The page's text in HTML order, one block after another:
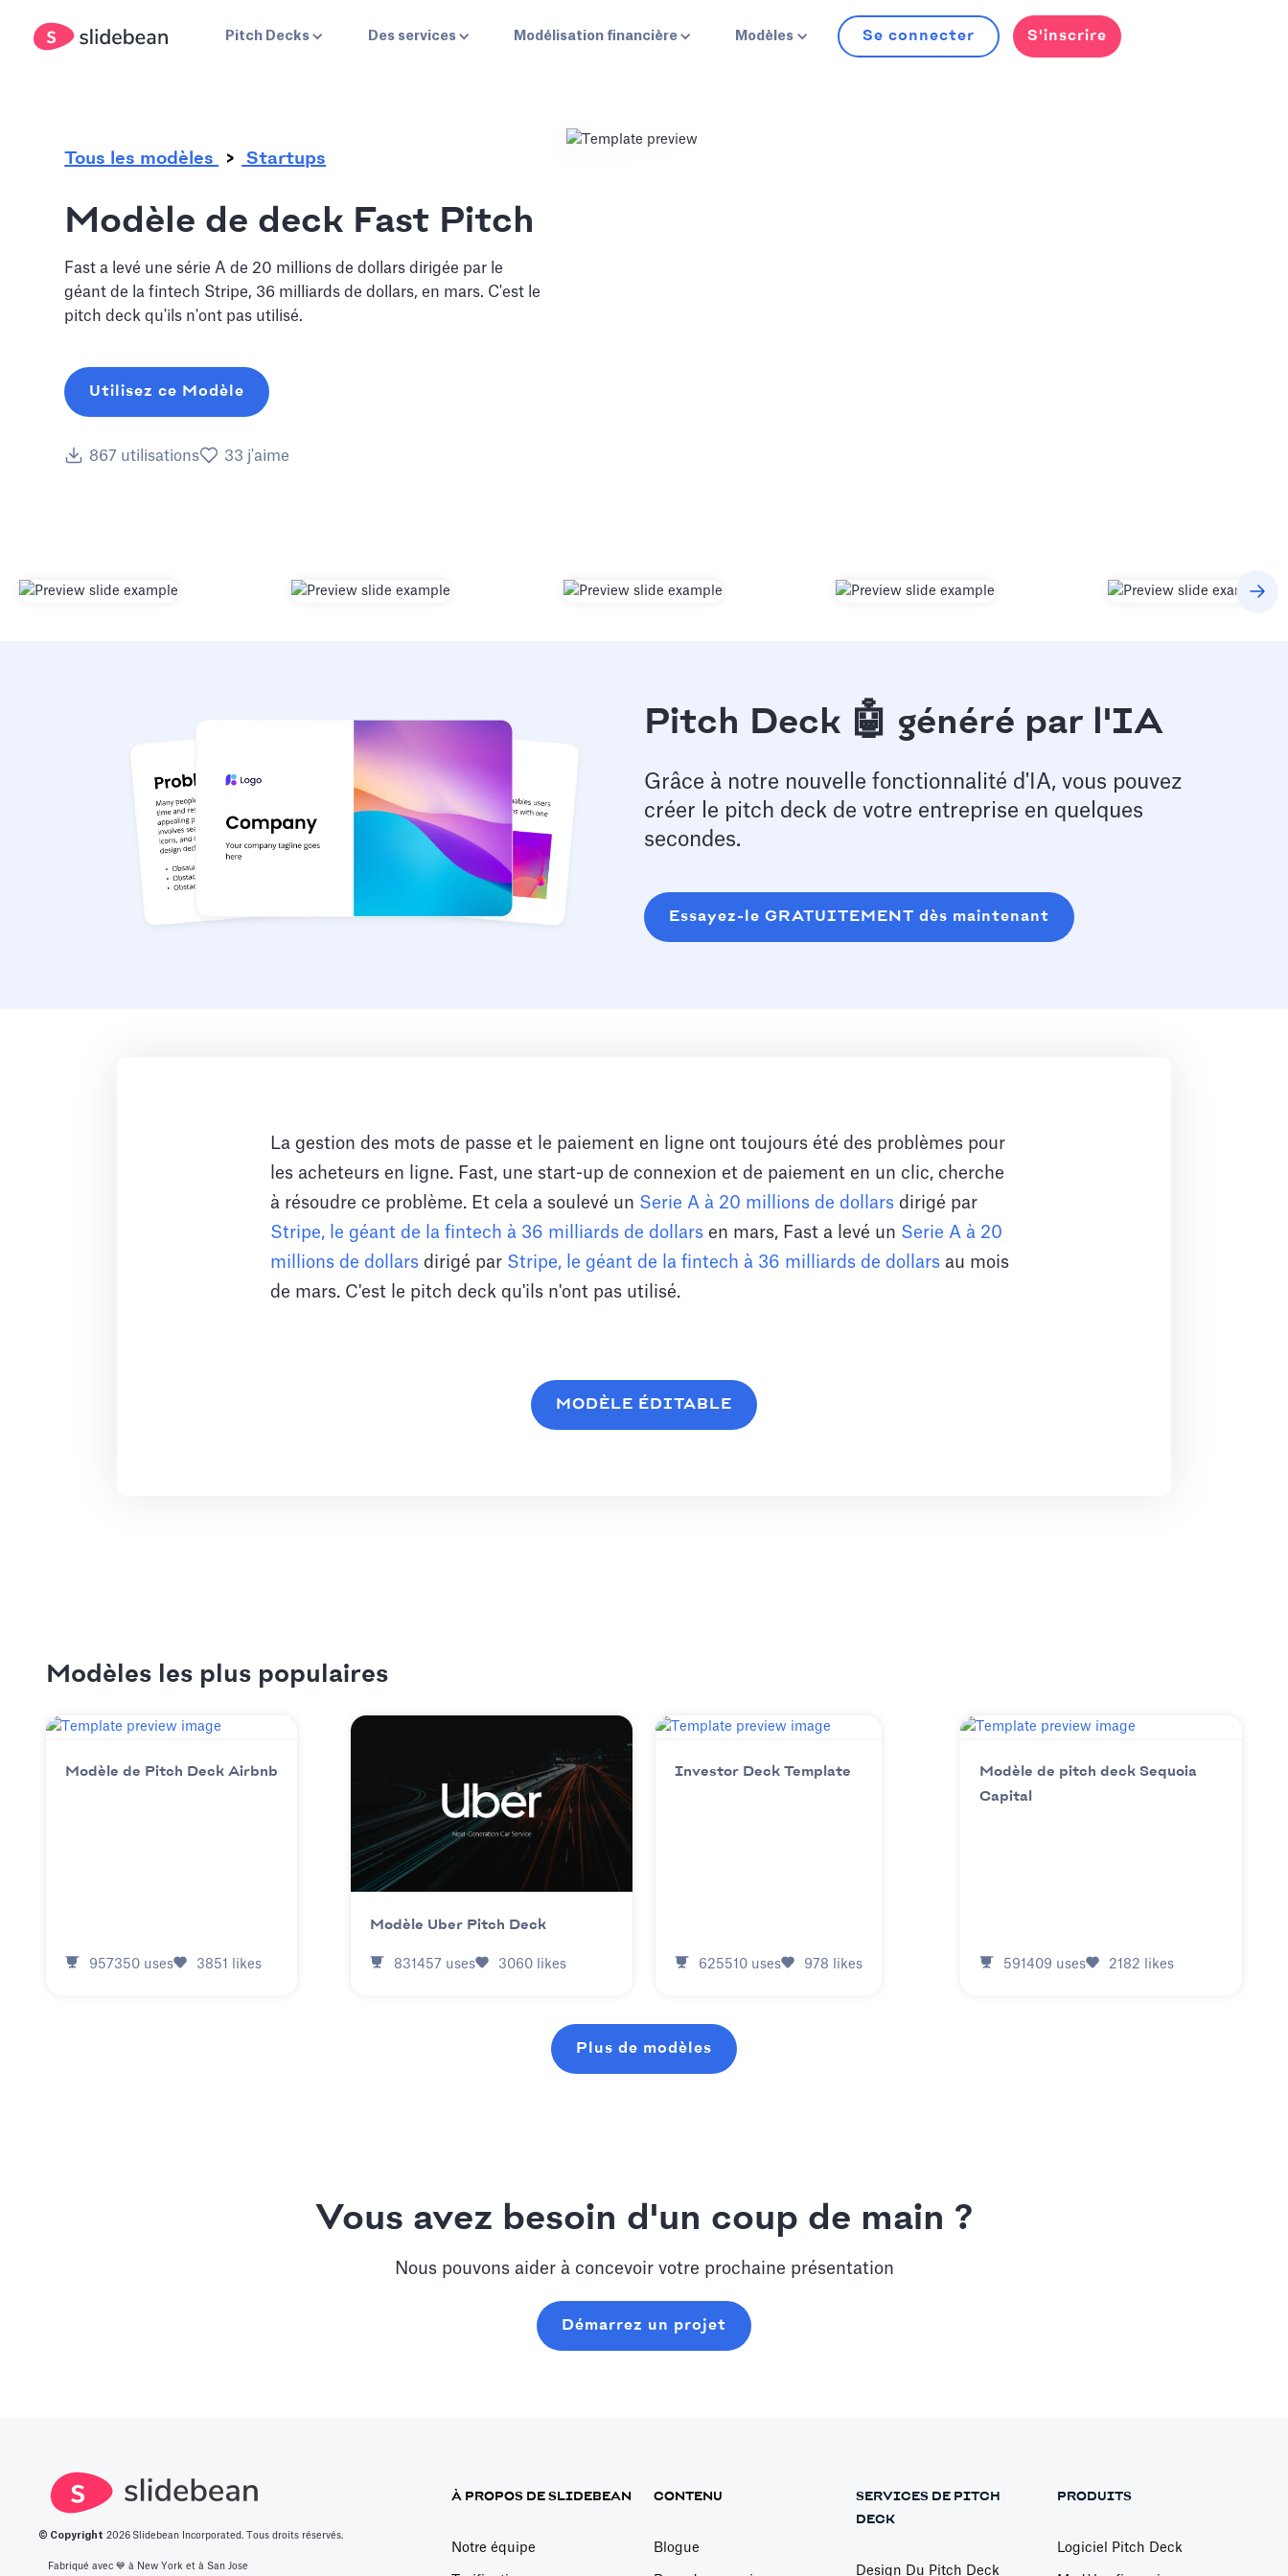
Pitch Decks Des services Modélisation financière Modèles Se connecter S'inscrire
Tous les modèles Startups
Modèle de deck Fast Pitch
Fast a levé une série A de 20 millions de dollars dirigée par le
géant de la fintech Stripe, 36 milliards de dollars, en mars. C'est le
pitch deck qu'ils n'ont pas utilisé.
Utilisez ce Modèle
867 utilisations 33 j'aime
Pitch Deck 🤖 généré par l'IA
Grâce à notre nouvelle fonctionnalité d'IA, vous pouvez
créer le pitch deck de votre entreprise en quelques
secondes.
Essayez-le GRATUITEMENT dès maintenant
La gestion des mots de passe et le paiement en ligne ont toujours été des problèmes pour
les acheteurs en ligne. Fast, une start-up de connexion et de paiement en un clic, cherche
à résoudre ce problème. Et cela a soulevé un Serie A à 20 millions de dollars dirigé par
Stripe, le géant de la fintech à 36 milliards de dollars en mars, Fast a levé un Serie A à 20
millions de dollars dirigé par Stripe, le géant de la fintech à 36 milliards de dollars au mois
de mars. C'est le pitch deck qu'ils n'ont pas utilisé.
MODÈLE ÉDITABLE
Modèles les plus populaires
Modèle de Pitch Deck Airbnb
957350 uses 3851 likes
Modèle Uber Pitch Deck
831457 uses 3060 likes
Investor Deck Template
625510 uses 978 likes
Modèle de pitch deck Sequoia
Capital
591409 uses 2182 likes
Plus de modèles
Vous avez besoin d'un coup de main ?
Nous pouvons aider à concevoir votre prochaine présentation
Démarrez un projet
© Copyright 2026 Slidebean Incorporated. Tous droits réservés.
Fabriqué avec 💙️ à New York et à San Jose
À PROPOS DE SLIDEBEAN
Notre équipe
CONTENU
Blogue
SERVICES DE PITCH
DECK
Design Du Pitch Deck
PRODUITS
Logiciel Pitch Deck